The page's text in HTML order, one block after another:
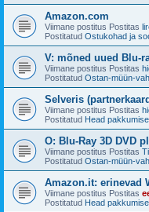
Amazon.com
Viimane postitus Postitas
Postitatud Ostukohad ja
V: mõned uued Blu-
Viimane postitus Postitas
Postitatud Ostan-müün-
Selveris
Viimane postitus Postitas
Postitatud Head
O: Blu-Ray 3D DVD
Viimane postitus Postitas
Postitatud Ostan-müün-
Amazon.it: erinevad
Viimane postitus Postitas
Postitatud Head